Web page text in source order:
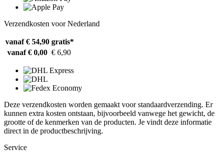
Verzendkosten voor Nederland
vanaf € 54,90 gratis*
vanaf € 0,00 € 6,90
Deze verzendkosten worden gemaakt voor standaardverzending. Er
kunnen extra kosten ontstaan, bijvoorbeeld vanwege het gewicht, de
grootte of de kenmerken van de producten. Je vindt deze informatie
direct in de productbeschrijving.
Service